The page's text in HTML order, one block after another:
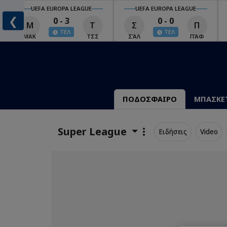
❮
UEFA EUROPA LEAGUE
Μ
ΜΑΚ
0 - 3
ΤΕΛ
Τ
ΤΣΣ
UEFA EUROPA LEAGUE
Σ
ΣΆΛ
0 - 0
ΤΕΛ
Π
ΠΆΦ
ΠΟΔΟΣΦΑΙΡΟ
Super League Ειδήσεις Video